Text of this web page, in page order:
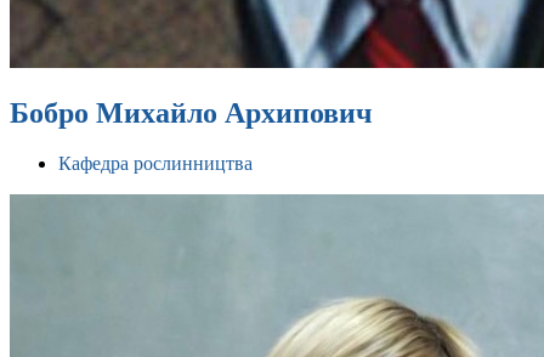
Бобро Михайло Архипович
Кафедра рослинництва